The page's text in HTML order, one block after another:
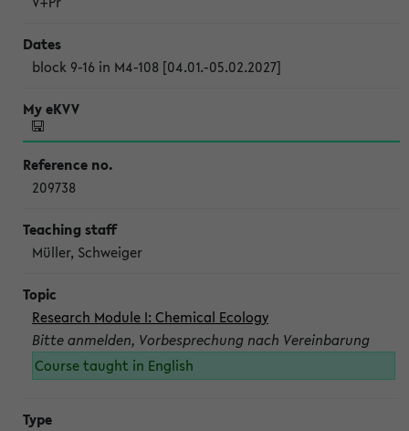
block 9-16 in M4-108 [04.01.-05.02.2027]
209738
Müller, Schweiger
Research Module I: Chemical Ecology
Bitte anmelden, Vorbesprechung nach Vereinbarung
Course taught in English